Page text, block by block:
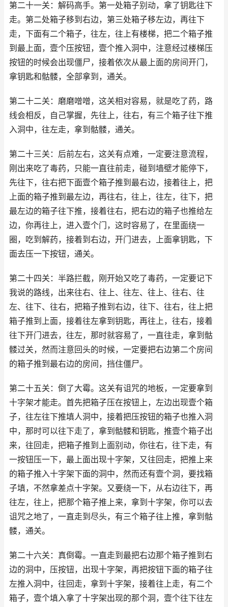
第二十一关：解码高手。第一处箱子别动，拿了钥匙往下
走。第二处箱子移到右边，第三处箱子移左边，再往下
走，下面有二个箱子，往左，往上有楼梯，把二个箱子推
到最上面，壹个压按钮，壹个推入洞中，注意经过楼梯压
按钮的时候会出现僵尸，接着依次从最上面的房间开门，
拿钥匙和骷髅，全部拿到，通关。
第二十二关：磨磨噌噌，这关相对容易，就是吃了药，路
线会相反，自己掌握，先往上，往右，有三个箱子往下推
入洞中，往左走，拿到骷髅，通关。
第二十三关：后前左右，这关有点难，一定要注意流程，
刚出来吃了毒药，只能一直往前走，碰到墙壁才能停下，
先往下，往右把下面壹个箱子推到最右边，接着往上，把
上面的箱子推到最左边，再往右，往上，往左，往下，把
最左边的箱子往下推，接着往右，把右边的箱子也推给左
边，你再往上，进入壹个门，这时容易了，在里面绕一
圈，吃到解药，接着到右边，开门进去，上面拿钥匙，下
面去压一下按钮，通关。
第二十四关：半路拦截，刚开始又吃了毒药，一定要记下
我说的路线，出来往右、往上、往左、往上、往右、往
左、往下、往右，把箱子推到右边，往下、往右，往上把
箱子推到上面，接着往左拿到钥匙，再往上，往右，接着
往下开门进去，往左，那时就容易了，一直往走，拿到骷
髅过关，然而注意回头的时候，一定要把右边第二个房间
的箱子推到最右边的房间，挡住僵尸。
第二十五关：倒了大霉。这关有诅咒的地板，一定要拿到
十字架才能走。首先把箱子压在按钮上，左边出现壹个箱
子，往左往下推填人洞中，接着把压按钮的箱子也推入洞
中，那时可以往下走了，拿到骷髅和钥匙，推壹个箱子出
来，往回走，把箱子推到上面别动，你往右，往下走，有
一按钮压一下，最上面出现十字架，又往回走，把推上来
的箱子推入十字架下面的洞中，然而还有壹个洞，要找箱
子填，不然拿差点十字架。又要绕一下，从右边往下，再
往左，往上，把那个箱子推上来，拿到十字架，你可以去
诅咒之地了，一直走到尽头，有三个箱子往上推，拿到骷
髅，通关。
第二十六关：真倒霉。一直走到最把右边那个箱子推到右
边的洞中，压按钮，出现十字架，再把按钮下面的箱子往
左推入洞中，往回走，拿到十字架，接着往上走，有二个
箱子，壹个填入拿了十字架出现的那个洞，壹个往下往左